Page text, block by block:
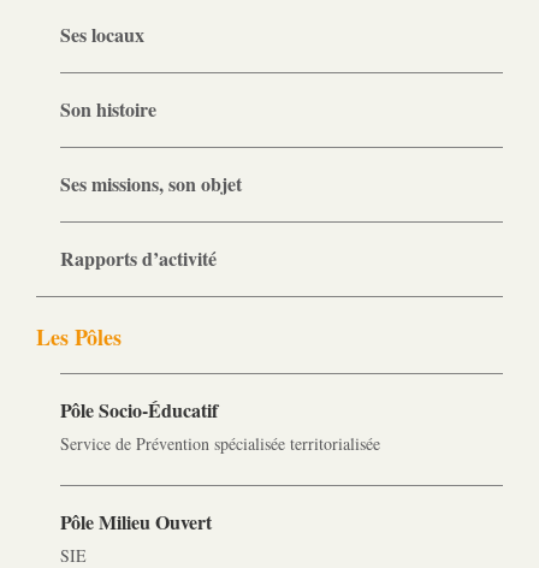
Ses locaux
Son histoire
Ses missions, son objet
Rapports d’activité
Les Pôles
Pôle Socio-­Éducatif
Service de Prévention spécialisée territorialisée
Pôle Milieu Ouvert
SIE